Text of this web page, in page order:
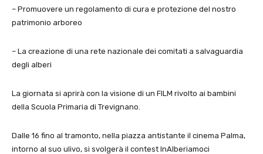
– Promuovere un regolamento di cura e protezione del nostro
patrimonio arboreo
– La creazione di una rete nazionale dei comitati a salvaguardia
degli alberi
La giornata si aprirà con la visione di un FILM rivolto ai bambini
della Scuola Primaria di Trevignano.
Dalle 16 fino al tramonto, nella piazza antistante il cinema Palma,
intorno al suo ulivo, si svolgerà il contest InAlberiamoci